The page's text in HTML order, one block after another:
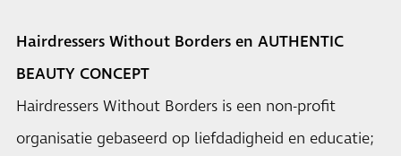
Hairdressers Without Borders en AUTHENTIC
BEAUTY CONCEPT
Hairdressers Without Borders is een non-profit
organisatie gebaseerd op liefdadigheid en educatie;